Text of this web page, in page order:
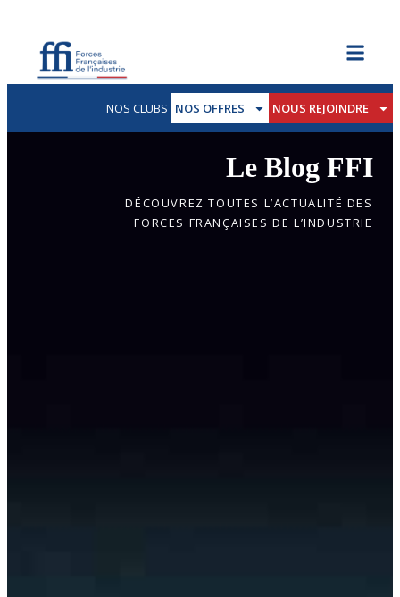
NOS CLUBS NOS OFFRES NOUS REJOINDRE
Le Blog FFI
DÉCOUVREZ TOUTES L’ACTUALITÉ DES
FORCES FRANÇAISES DE L’INDUSTRIE